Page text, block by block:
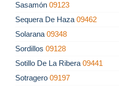
Sasamón 09123
Sequera De Haza 09462
Solarana 09348
Sordillos 09128
Sotillo De La Ribera 09441
Sotragero 09197